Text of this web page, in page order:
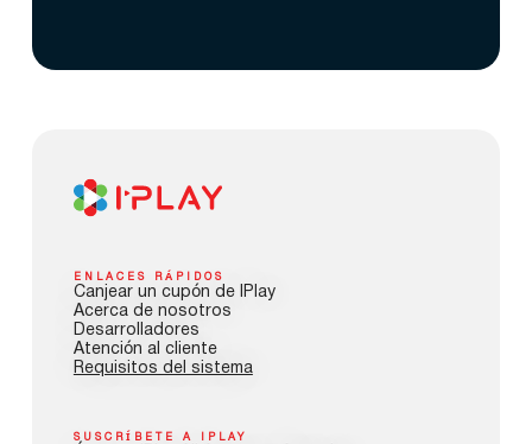
ENLACES RÁPIDOS
Canjear un cupón de IPlay
Acerca de nosotros
Desarrolladores
Atención al cliente
Requisitos del sistema
SUSCRÍBETE A IPLAY